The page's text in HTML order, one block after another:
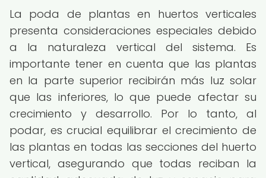
La poda de plantas en huertos verticales
presenta consideraciones especiales debido
a la naturaleza vertical del sistema. Es
importante tener en cuenta que las plantas
en la parte superior recibirán más luz solar
que las inferiores, lo que puede afectar su
crecimiento y desarrollo. Por lo tanto, al
podar, es crucial equilibrar el crecimiento de
las plantas en todas las secciones del huerto
vertical, asegurando que todas reciban la